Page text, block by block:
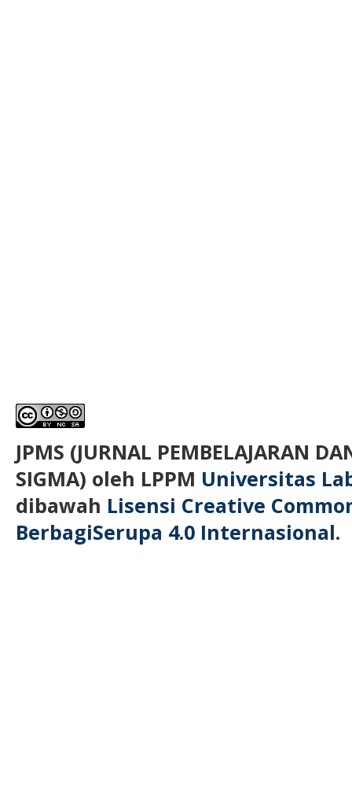
JPMS (JURNAL PEMBELAJARAN
SIGMA) oleh LPPM Universitas
dibawah Lisensi Creative
BerbagiSerupa 4.0 Internasional.